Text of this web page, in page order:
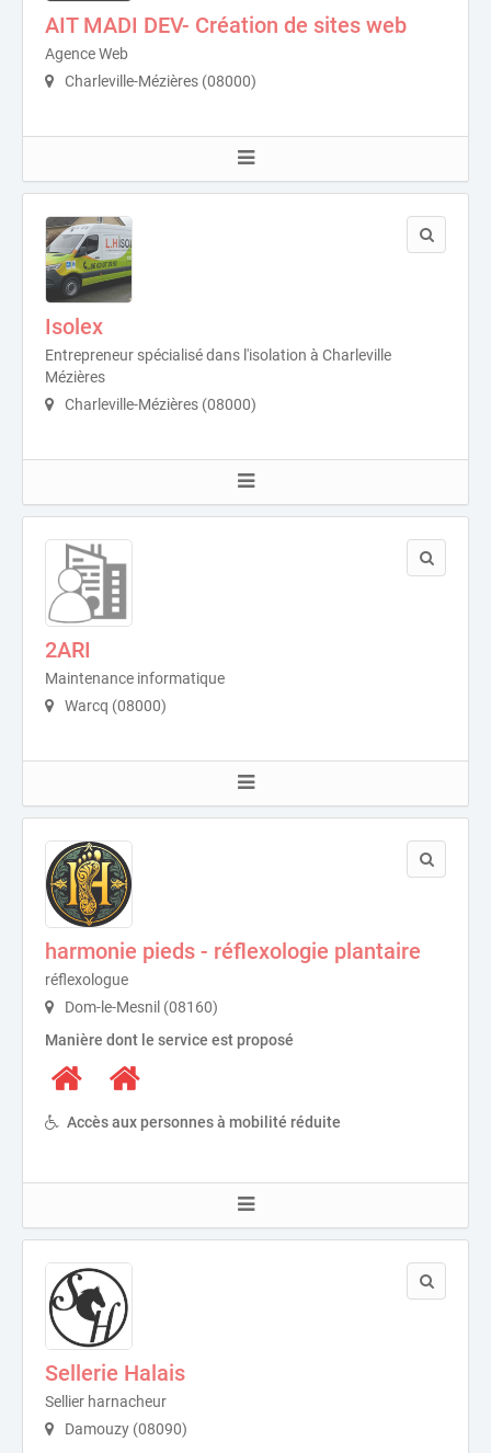
AIT MADI DEV- Création de sites web
Agence Web
Charleville-Mézières (08000)
Isolex
Entrepreneur spécialisé dans l'isolation à Charleville
Mézières
Charleville-Mézières (08000)
2ARI
Maintenance informatique
Warcq (08000)
harmonie pieds - réflexologie plantaire
réflexologue
Dom-le-Mesnil (08160)
Manière dont le service est proposé
Accès aux personnes à mobilité réduite
Sellerie Halais
Sellier harnacheur
Damouzy (08090)